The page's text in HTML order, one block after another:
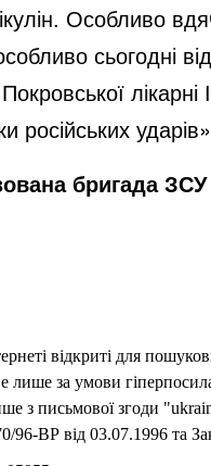
Особливо
сьогодні
російських
бригада ЗСУ
відкриті для
лише за умови
з письмової згоди
ВР від 03.07.1996 та